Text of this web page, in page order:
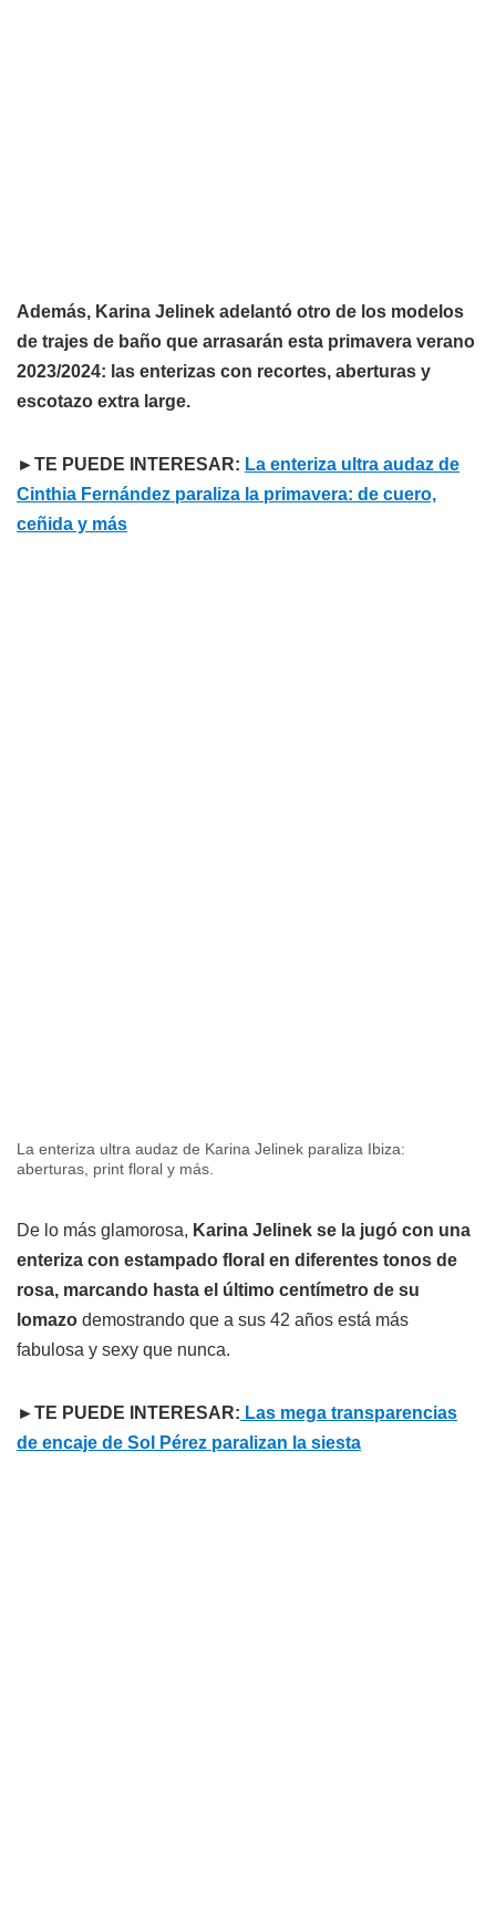
Además, Karina Jelinek adelantó otro de los modelos
de trajes de baño que arrasarán esta primavera verano
2023/2024: las enterizas con recortes, aberturas y
escotazo extra large.
►TE PUEDE INTERESAR: La enteriza ultra audaz de
Cinthia Fernández paraliza la primavera: de cuero,
ceñida y más
La enteriza ultra audaz de Karina Jelinek paraliza Ibiza:
aberturas, print floral y más.
De lo más glamorosa, Karina Jelinek se la jugó con una
enteriza con estampado floral en diferentes tonos de
rosa, marcando hasta el último centímetro de su
lomazo demostrando que a sus 42 años está más
fabulosa y sexy que nunca.
►TE PUEDE INTERESAR: Las mega transparencias
de encaje de Sol Pérez paralizan la siesta